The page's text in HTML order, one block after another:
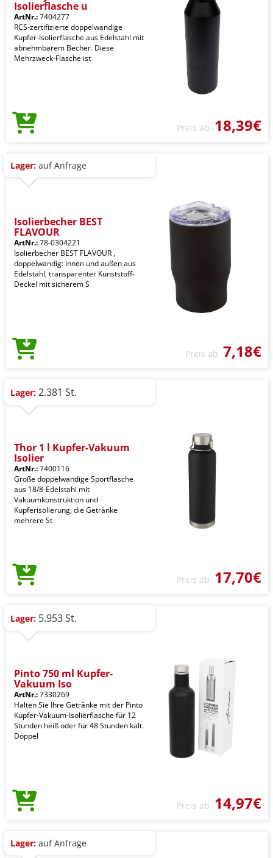
Isolierflasche u
ArtNr.:7404277
RCS-zertifizierte doppelwandige
Kupfer-Isolierflasche aus Edelstahl mit
abnehmbarem Becher. Diese
Mehrzweck-Flasche ist
Preis ab 18,39€
Lager: auf Anfrage
Isolierbecher BEST
FLAVOUR
ArtNr.:78-0304221
Isolierbecher BEST FLAVOUR ,
doppelwandig: innen und außen aus
Edelstahl, transparenter Kunststoff-
Deckel mit sicherem S
Preis ab 7,18€
Lager: 2.381 St.
Thor 1 l Kupfer-Vakuum
Isolier
ArtNr.:7400116
Große doppelwandige Sportflasche
aus 18/8-Edelstahl mit
Vakuumkonstruktion und
Kupferisolierung, die Getränke
mehrere St
Preis ab 17,70€
Lager: 5.953 St.
Pinto 750 ml Kupfer-
Vakuum Iso
ArtNr.:7330269
Halten Sie Ihre Getränke mit der Pinto
Kupfer-Vakuum-Isolierflasche für 12
Stunden heiß oder für 48 Stunden kalt.
Doppel
Preis ab 14,97€
Lager: auf Anfrage